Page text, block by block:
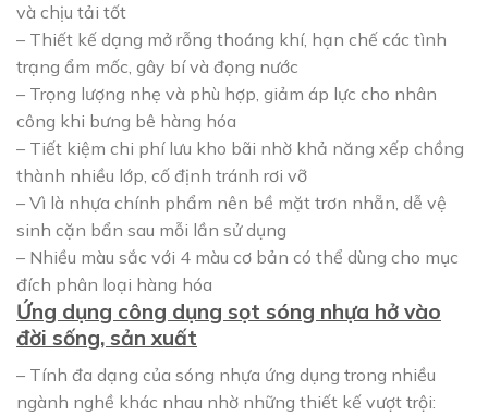
và chịu tải tốt
– Thiết kế dạng mở rỗng thoáng khí, hạn chế các tình
trạng ẩm mốc, gây bí và đọng nước
– Trọng lượng nhẹ và phù hợp, giảm áp lực cho nhân
công khi bưng bê hàng hóa
– Tiết kiệm chi phí lưu kho bãi nhờ khả năng xếp chồng
thành nhiều lớp, cố định tránh rơi vỡ
– Vì là nhựa chính phẩm nên bề mặt trơn nhẵn, dễ vệ
sinh cặn bẩn sau mỗi lần sử dụng
– Nhiều màu sắc với 4 màu cơ bản có thể dùng cho mục
đích phân loại hàng hóa
Ứng dụng công dụng sọt sóng nhựa hở vào
đời sống, sản xuất
– Tính đa dạng của sóng nhựa ứng dụng trong nhiều
ngành nghề khác nhau nhờ những thiết kế vượt trội: